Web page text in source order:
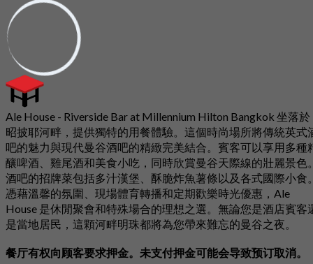
Ale House - Riverside Bar at Millennium Hilton Bangkok 坐落於
昭披耶河畔，提供獨特的用餐體驗。這個時尚場所將傳統英式
吧的魅力與現代曼谷酒吧的精緻完美結合。賓客可以享用多種
釀啤酒、雞尾酒和美食小吃，同時欣賞曼谷天際線的壯麗景色
酒吧的招牌菜包括多汁漢堡、酥脆炸魚薯條以及各式國際小食
憑藉溫馨的氛圍、現場體育轉播和定期歡樂時光優惠，Ale
House 是休閒聚會和特殊場合的理想之選。無論您是酒店賓客
是當地居民，這顆河畔明珠都將為您帶來難忘的曼谷之夜。
餐厅有权向顾客要求押金。未支付押金可能会导致预订取消。